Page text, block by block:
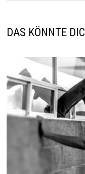
DAS KÖNNTE